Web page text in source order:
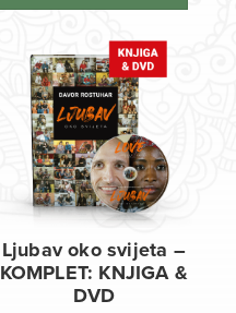
Ljubav oko svijeta –
KOMPLET: KNJIGA &
DVD